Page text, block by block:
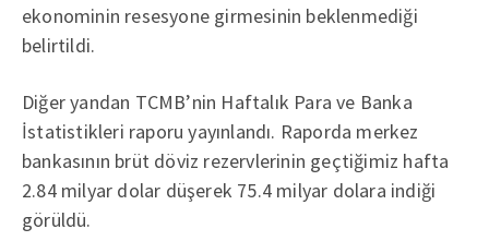
ekonominin resesyone girmesinin beklenmediği
belirtildi.
Diğer yandan TCMB’nin Haftalık Para ve Banka
İstatistikleri raporu yayınlandı. Raporda merkez
bankasının brüt döviz rezervlerinin geçtiğimiz hafta
2.84 milyar dolar düşerek 75.4 milyar dolara indiği
görüldü.